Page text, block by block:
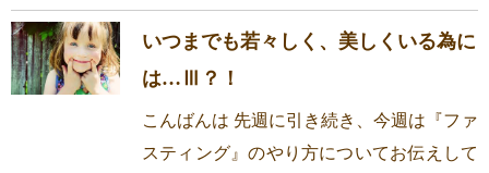
いつまでも若々しく、美しくいる為に
は…Ⅲ？！
こんばんは 先週に引き続き、今週は『ファ
スティング』のやり方についてお伝えして